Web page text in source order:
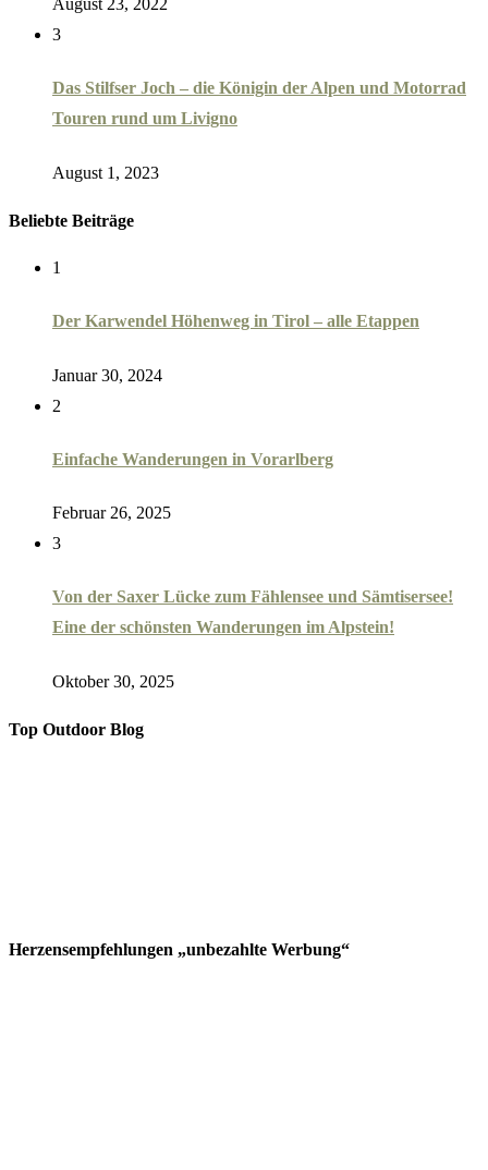
August 23, 2022
3
Das Stilfser Joch – die Königin der Alpen und Motorrad
Touren rund um Livigno
August 1, 2023
Beliebte Beiträge
1
Der Karwendel Höhenweg in Tirol – alle Etappen
Januar 30, 2024
2
Einfache Wanderungen in Vorarlberg
Februar 26, 2025
3
Von der Saxer Lücke zum Fählensee und Sämtisersee!
Eine der schönsten Wanderungen im Alpstein!
Oktober 30, 2025
Top Outdoor Blog
Herzensempfehlungen „unbezahlte Werbung“